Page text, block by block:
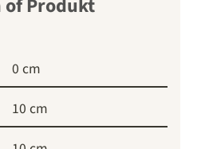
0 cm
10 cm